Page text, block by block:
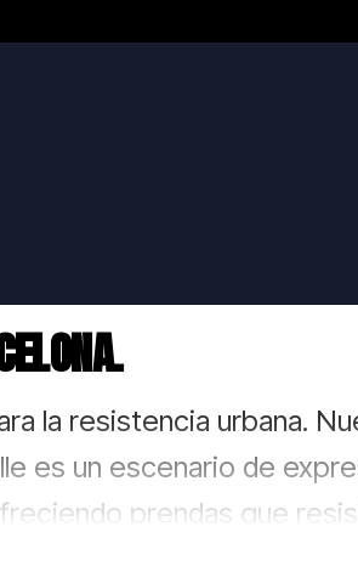
la resistencia urbana.
es un escenario de
prendas que